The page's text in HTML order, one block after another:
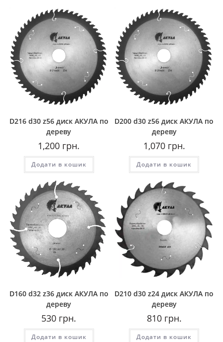
D216 d30 z56 диск АКУЛА по
дереву
1,200 грн.
Додати в кошик
D200 d30 z56 диск АКУЛА по
дереву
1,070грн.
Додати в кошик
D160 d32 z36 диск АКУЛА по
дереву
530 грн.
Додати в кошик
D210 d30 z24 диск АКУЛА по
дереву
810грн.
Додати в кошик